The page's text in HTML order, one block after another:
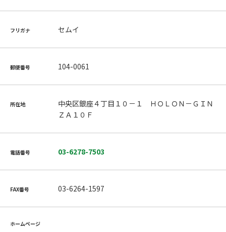
フリガナ セムイ
郵便番号 104-0061
所在地
中央区銀座４丁目１０－１ ＨＯＬＯＮ－ＧＩＮ
ＺＡ１０Ｆ
電話番号 03-6278-7503
FAX番号 03-6264-1597
ホームページ